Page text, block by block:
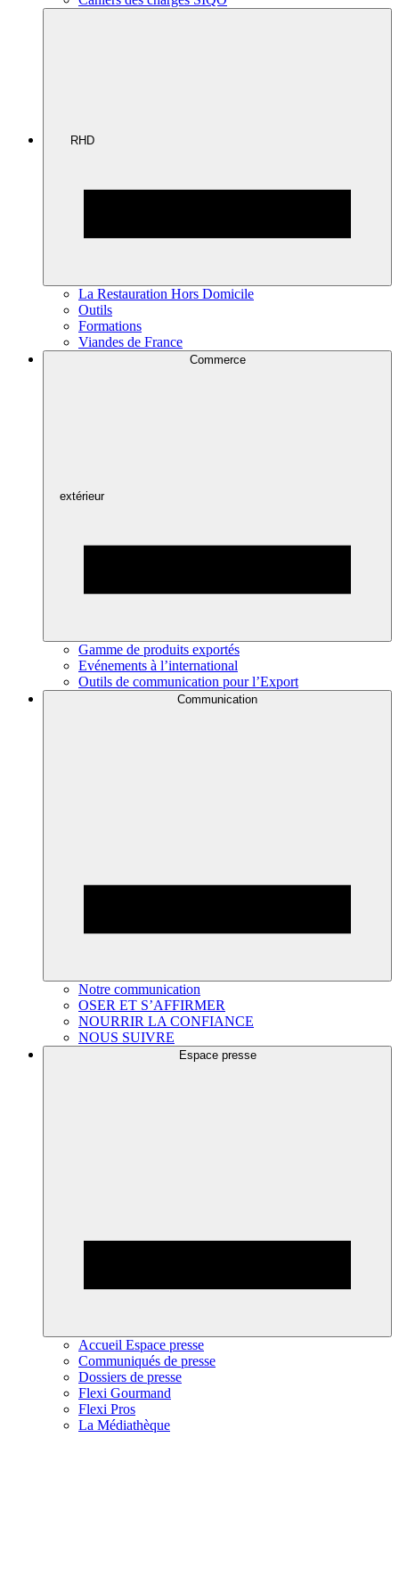
RHD
La Restauration Hors Domicile
Outils
Formations
Viandes de France
Commerce
extérieur
Gamme de produits exportés
Evénements à l’international
Outils de communication pour l’Export
Communication
Notre communication
OSER ET S’AFFIRMER
NOURRIR LA CONFIANCE
NOUS SUIVRE
Espace presse
Accueil Espace presse
Communiqués de presse
Dossiers de presse
Flexi Gourmand
Flexi Pros
La Médiathèque